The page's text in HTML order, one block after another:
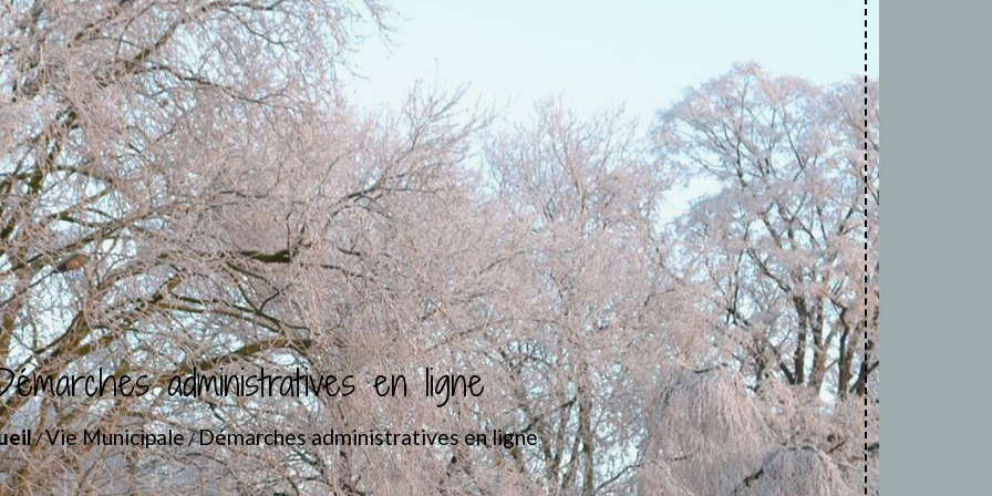
administratives en ligne
/Vie Municipale/Démarches administratives en ligne